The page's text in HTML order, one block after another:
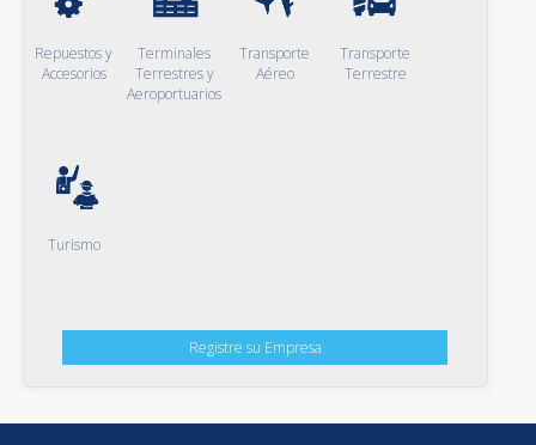
Repuestos y
Accesorios
Terminales
Terrestres y
Aeroportuarios
Transporte
Aéreo
Transporte
Terrestre
Turismo
Registre su Empresa